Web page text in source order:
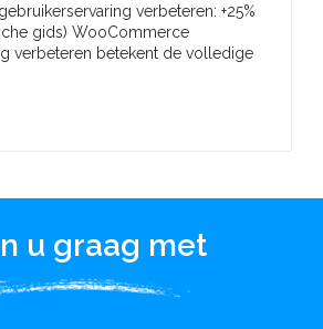
verbeteren: +25%
gids) WooCommerce
verbeteren betekent de volledige
u graag met